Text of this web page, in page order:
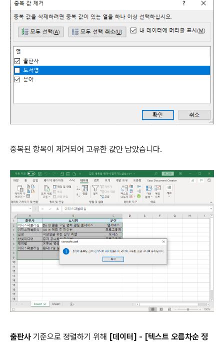
중복된 항목이 제거되어 고유한 값만 남았습니다.
출판사 기준으로 정렬하기 위해 [데이터] - [텍스트 오름차순 정